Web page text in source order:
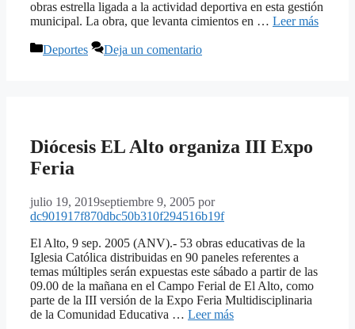
obras estrella ligada a la actividad deportiva en esta gestión
municipal. La obra, que levanta cimientos en … Leer más
Categorías
Deportes Deja un comentario
Diócesis EL Alto organiza III Expo
Feria
julio 19, 2019septiembre 9, 2005 por
dc901917f870dbc50b310f294516b19f
El Alto, 9 sep. 2005 (ANV).- 53 obras educativas de la
Iglesia Católica distribuidas en 90 paneles referentes a
temas múltiples serán expuestas este sábado a partir de las
09.00 de la mañana en el Campo Ferial de El Alto, como
parte de la III versión de la Expo Feria Multidisciplinaria
de la Comunidad Educativa … Leer más